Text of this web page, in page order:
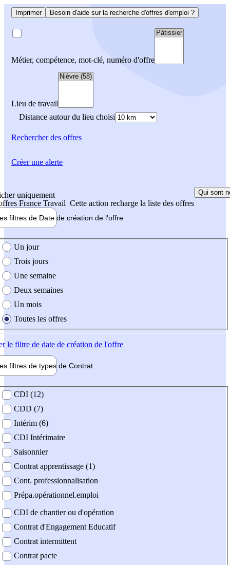
Imprimer Besoin d'aide sur la recherche d'offres d'emploi ?
Métier, compétence, mot-clé, numéro d'offre
Lieu de travail
Distance autour du lieu choisi
Rechercherdes offres
uniquement
France Travail Cette action recharge la liste des offres
Qui sont
filtres de Date de création de l'offre
création de l'offre
Un jour
Trois jours
Une semaine
Deux semaines
Un mois
Toutes les offres
le filtre de date de création de l'offre
filtres de types de Contrat
contrat
CDI (12)
CDD (7)
Intérim (6)
CDI Intérimaire
Saisonnier
Contrat apprentissage (1)
Cont. professionnalisation
Prépa.opérationnel.emploi
CDI de chantier ou d'opération
Contrat d'Engagement Educatif
Contrat intermittent
Contrat pacte
Créer une alerte